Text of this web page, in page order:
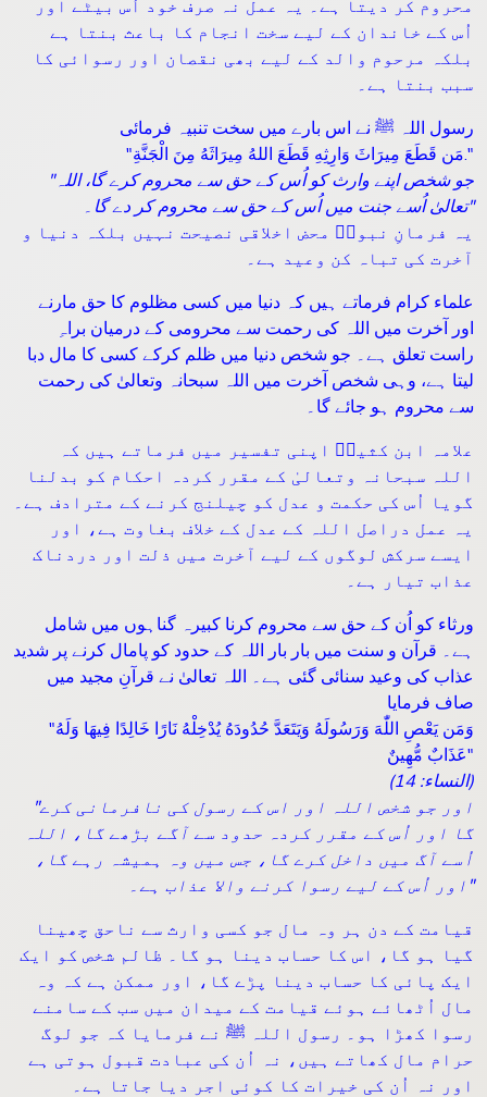
محروم کر دیتا ہے۔ یہ عمل نہ صرف خود اُس بیٹے اور
اُس کے خاندان کے لیے سخت انجام کا باعث بنتا ہے
بلکہ مرحوم والد کے لیے بھی نقصان اور رسوائی کا
سبب بنتا ہے۔
رسول اللہ ﷺ نے اس بارے میں سخت تنبیہ فرمائی
"مَن قَطَعَ مِيرَاثَ وَارِثِهِ قَطَعَ اللهُ مِيرَاثَهُ مِنَ الْجَنَّةِ."
"جو شخص اپنے وارث کو اُس کے حق سے محروم کرے گا، اللہ
تعالیٰ اُسے جنت میں اُس کے حق سے محروم کر دے گا۔"
یہ فرمانِ نبویؐ محض اخلاقی نصیحت نہیں بلکہ دنیا و
آخرت کی تباہ کن وعید ہے۔
علماء کرام فرماتے ہیں کہ دنیا میں کسی مظلوم کا حق مارنے
اور آخرت میں اللہ کی رحمت سے محرومی کے درمیان براہِ
راست تعلق ہے۔ جو شخص دنیا میں ظلم کرکے کسی کا مال دبا
لیتا ہے، وہی شخص آخرت میں اللہ سبحانہ وتعالیٰ کی رحمت
سے محروم ہو جائے گا۔
علامہ ابن کثیرؒ اپنی تفسیر میں فرماتے ہیں کہ
اللہ سبحانہ وتعالیٰ کے مقرر کردہ احکام کو بدلنا
گویا اُس کی حکمت و عدل کو چیلنج کرنے کے مترادف ہے۔
یہ عمل دراصل اللہ کے عدل کے خلاف بغاوت ہے، اور
ایسے سرکش لوگوں کے لیے آخرت میں ذلت اور دردناک
عذاب تیار ہے۔
ورثاء کو اُن کے حق سے محروم کرنا کبیرہ گناہوں میں شامل
ہے۔ قرآن و سنت میں بار بار اللہ کے حدود کو پامال کرنے پر شدید
عذاب کی وعید سنائی گئی ہے۔ اللہ تعالیٰ نے قرآنِ مجید میں
صاف فرمایا
"وَمَن يَعْصِ اللّٰهَ وَرَسُولَهُ وَيَتَعَدَّ حُدُودَهُ يُدْخِلْهُ نَارًا خَالِدًا فِيهَا وَلَهُ
عَذَابٌ مُّهِينٌ"
(النساء: 14)
"اور جو شخص اللہ اور اس کے رسول کی نافرمانی کرے
گا اور اُس کے مقرر کردہ حدود سے آگے بڑھے گا، اللہ
اُسے آگ میں داخل کرے گا، جس میں وہ ہمیشہ رہے گا،
اور اُس کے لیے رسوا کرنے والا عذاب ہے۔"
قیامت کے دن ہر وہ مال جو کسی وارث سے ناحق چھینا
گیا ہو گا، اس کا حساب دینا ہو گا۔ ظالم شخص کو ایک
ایک پائی کا حساب دینا پڑے گا، اور ممکن ہے کہ وہ
مال اُٹھائے ہوئے قیامت کے میدان میں سب کے سامنے
رسوا کھڑا ہو۔ رسول اللہ ﷺ نے فرمایا کہ جو لوگ
حرام مال کھاتے ہیں، نہ اُن کی عبادت قبول ہوتی ہے
اور نہ اُن کی خیرات کا کوئی اجر دیا جاتا ہے۔